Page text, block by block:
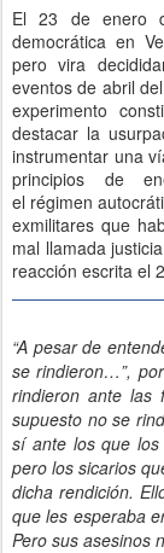
El 23 de enero
democrática en
pero vira
eventos de abril
experimento
destacar la
instrumentar una ví
principios de
el régimen
exmilitares que
mal llamada
reacción escrita el
“A pesar de
se rindieron…”,
rindieron ante las
supuesto no se
sí ante los que los
pero los sicarios
dicha rendición.
que les esperaba
Pero sus asesinos